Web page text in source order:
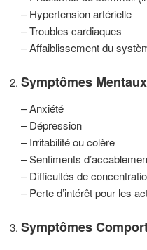
– Hypertension artérielle
– Troubles cardiaques
– Affaiblissement du
Symptômes
– Anxiété
– Dépression
– Irritabilité ou colère
– Sentiments
– Difficultés de
– Perte d’intérêt pour les
Symptômes